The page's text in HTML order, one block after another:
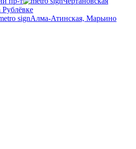
Рублёвке
Алма-Атинская, Марьино